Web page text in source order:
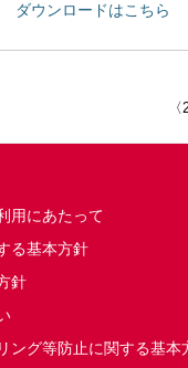
ダウンロードはこちら
用にあたって
る基本方針
針
ング等防止に関する基本